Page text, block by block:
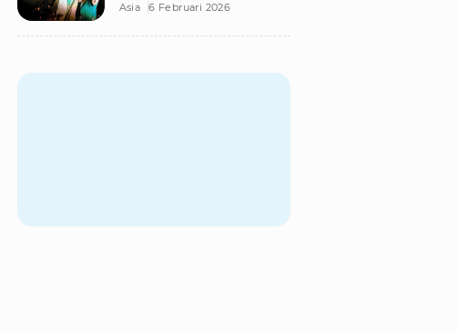
Malaysia 'Walid', Apa
Asia 6 Februari 2026